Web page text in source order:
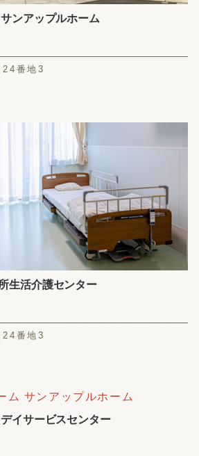
ンアップルホーム
24番地3
生活介護センター
24番地3
イサービスセンター